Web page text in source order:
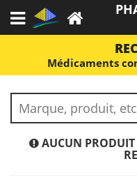
Médicaments
AUCUN PRODUIT